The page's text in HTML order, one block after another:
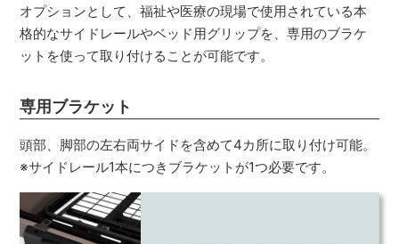
オプションとして、福祉や医療の現場で使用されている本
格的なサイドレールやベッド用グリップを、専用のブラケ
ットを使って取り付けることが可能です。
専用ブラケット
頭部、脚部の左右両サイドを含めて4カ所に取り付け可能。
※サイドレール1本につきブラケットが1つ必要です。